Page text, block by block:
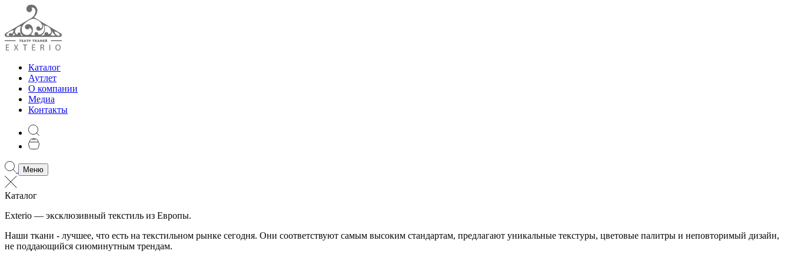
Каталог
Аутлет
О компании
Медиа
Контакты
Меню
Каталог
Exterio — эксклюзивный текстиль из Европы.
Наши ткани - лучшее, что есть на текстильном рынке сегодня. Они соответствуют самым высоким стандартам, предлагают уникальные текстуры, цветовые палитры и неповторимый дизайн,
не поддающийся сиюминутным трендам.